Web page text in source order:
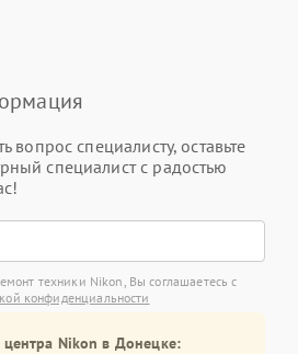
вопрос специалисту, оставьте
специалист с радостью
техники Nikon, Вы соглашаетесь с
конфиденциальности
центра Nikon в Донецке: